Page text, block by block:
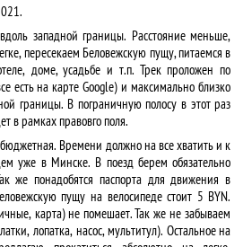
западной границы. Расстояние меньше,
пересекаем Беловежскую пущу, питаемся в
доме, усадьбе и т.п. Трек проложен по
есть на карте Google) и максимально близко
границы. В пограничную полосу в этот раз
в рамках правовго поля.
Времени должно на все хватить и к
уже в Минске. В поезд берем обязательно
же понадобятся паспорта для движения в
пущу на велосипеде стоит 5 BYN.
карта) не помешает. Так же не забываем
лопатка, насос, мультитул). Остальное на